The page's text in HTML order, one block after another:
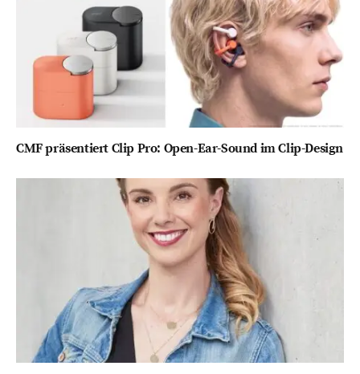
CMF präsentiert Clip Pro: Open-Ear-Sound im Clip-Design